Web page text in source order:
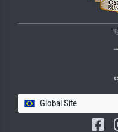
Global Site